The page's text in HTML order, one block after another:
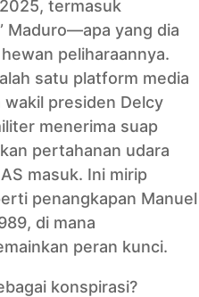
termasuk
Maduro—apa yang dia
peliharaannya.
satu platform media
presiden Delcy
menerima suap
pertahanan udara
masuk. Ini mirip
penangkapan Manuel
di mana
peran kunci.
konspirasi?